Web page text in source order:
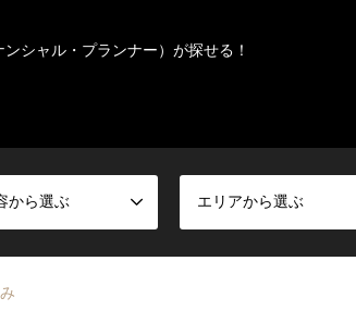
シャル・プランナー）が探せる！
から選ぶ エリアから選ぶ